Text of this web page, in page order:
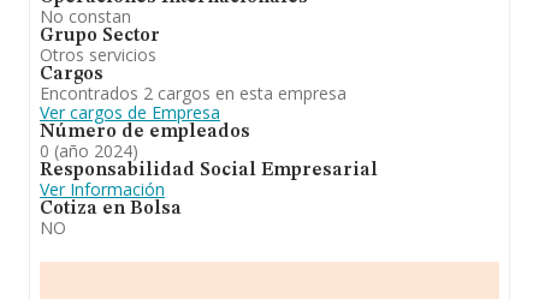
No constan
Grupo Sector
Otros servicios
Cargos
Encontrados 2 cargos en esta empresa
Ver cargos de Empresa
Número de empleados
0 (año 2024)
Responsabilidad Social Empresarial
Ver Información
Cotiza en Bolsa
NO